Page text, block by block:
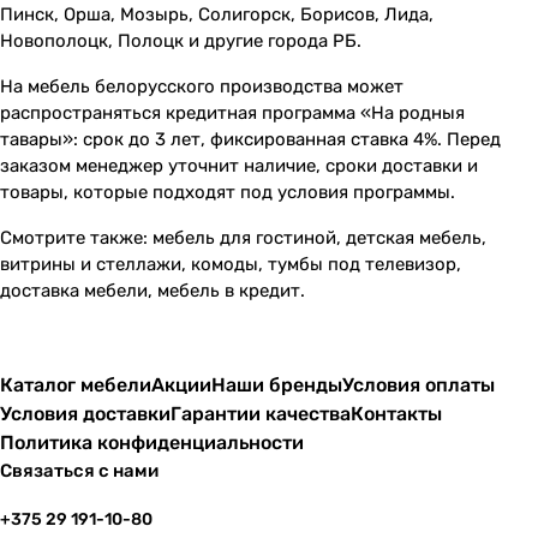
Пинск, Орша, Мозырь, Солигорск, Борисов, Лида,
Новополоцк, Полоцк и другие города РБ.
На мебель белорусского производства может
распространяться кредитная программа «На родныя
тавары»: срок до 3 лет, фиксированная ставка 4%. Перед
заказом менеджер уточнит наличие, сроки доставки и
товары, которые подходят под условия программы.
Смотрите также: мебель для гостиной, детская мебель,
витрины и стеллажи, комоды, тумбы под телевизор,
доставка мебели, мебель в кредит.
Каталог мебелиАкцииНаши брендыУсловия оплаты
Условия доставкиГарантии качестваКонтакты
Политика конфиденциальности
Связаться с нами
+375 29 191-10-80